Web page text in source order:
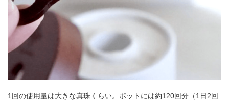
1回の使用量は大きな真珠くらい。ポットには約120回分（1日2回